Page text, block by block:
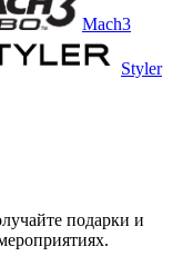
Mach3
Styler
подарки и